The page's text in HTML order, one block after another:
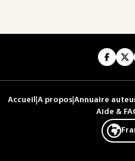
Accueil A propos Annuaire
Aide &